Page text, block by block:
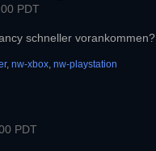
PDT
schneller vorankommen?
, nw-xbox, nw-playstation
PDT